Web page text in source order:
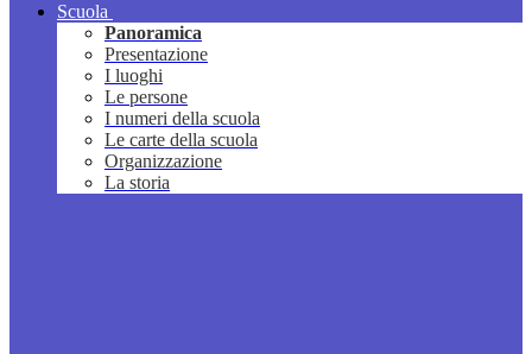
Scuola
Panoramica
Presentazione
I luoghi
Le persone
I numeri della scuola
Le carte della scuola
Organizzazione
La storia